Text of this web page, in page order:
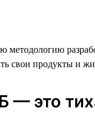
свои продукты и
— это